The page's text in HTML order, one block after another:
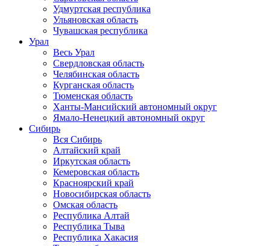
Удмуртская республика
Ульяновская область
Чувашская республика
Урал
Весь Урал
Свердловская область
Челябинская область
Курганская область
Тюменская область
Ханты-Мансийский автономный округ
Ямало-Ненецкий автономный округ
Сибирь
Вся Сибирь
Алтайский край
Иркутская область
Кемеровская область
Красноярский край
Новосибирская область
Омская область
Республика Алтай
Республика Тыва
Республика Хакасия